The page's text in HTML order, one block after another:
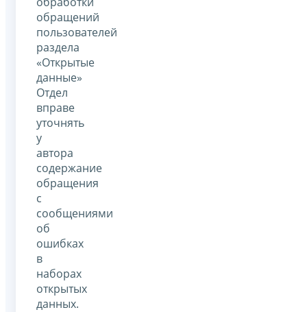
обращений
пользователей
раздела
«Открытые
данные»
Отдел
вправе
уточнять
у
автора
содержание
обращения
с
сообщениями
об
ошибках
в
наборах
открытых
данных.